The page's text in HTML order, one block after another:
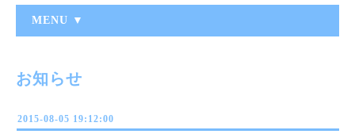
MENU ▼
お知らせ
2015-08-05 19:12:00